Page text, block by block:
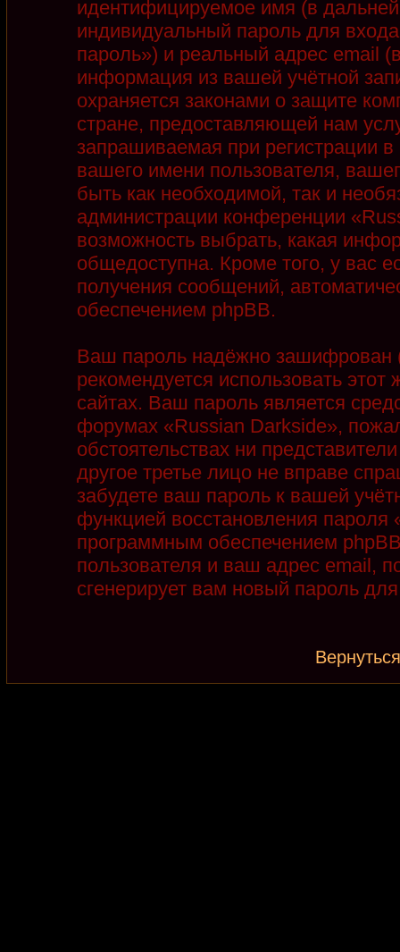
идентифицируемое имя (в
индивидуальный пароль для
пароль») и реальный адрес email
информация из вашей учётной
охраняется законами о защите
стране, предоставляющей нам
запрашиваемая при регистрации
вашего имени пользователя,
быть как необходимой, так и
администрации конференции
возможность выбрать, какая
общедоступна. Кроме того, у вас
получения сообщений,
обеспечением phpBB.
Ваш пароль надёжно зашифрован
рекомендуется использовать
сайтах. Ваш пароль является
форумах «Russian Darkside»,
обстоятельствах ни
другое третье лицо не вправе
забудете ваш пароль к вашей
функцией восстановления
программным обеспечением
пользователя и ваш адрес email,
сгенерирует вам новый пароль